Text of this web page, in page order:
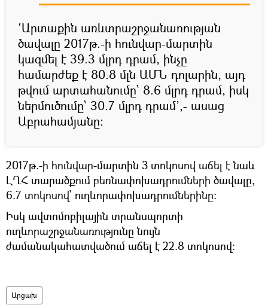
ՙԱրտաքին առևտրաշրջանառության
ծավալը 2017թ.-ի հունվար-մարտին
կազմել է 39.3 մլրդ դրամ, ինչը
համարժեք է 80.8 մլն ԱՄՆ դոլարին, այդ
թվում արտահանումը՝ 8.6 մլրդ դրամ, իսկ
ներմուծումը՝ 30.7 մլրդ դրամ՚,- ասաց
Աբրահամյանը:
2017թ.-ի հունվար-մարտին 3 տոկոսով աճել է նաև
ԼՂՀ տարածքում բեռնափոխադրումների ծավալը,
6.7 տոկոսով՝ ուղևորափոխադրումներինը:
Իսկ ավտոմոբիլային տրանսպորտի
ուղևորաշրջանառությունը նույն
ժամանակահատվածում աճել է 22.8 տոկոսով:
Արցախ